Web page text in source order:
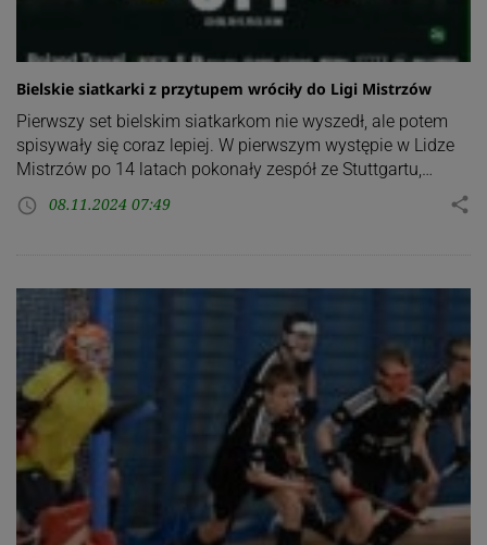
Bielskie siatkarki z przytupem wróciły do Ligi Mistrzów
Pierwszy set bielskim siatkarkom nie wyszedł, ale potem
spisywały się coraz lepiej. W pierwszym występie w Lidze
Mistrzów po 14 latach pokonały zespół ze Stuttgartu,…
access_time 08.11.2024 07:49 share